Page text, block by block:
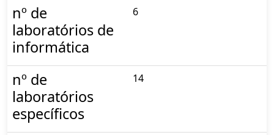
nº de
laboratórios de
informática
6
nº de
laboratórios
específicos
14